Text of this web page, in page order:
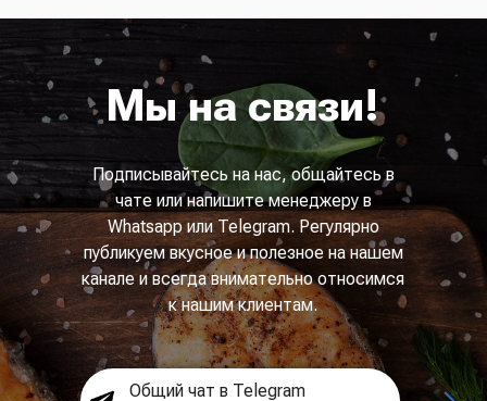
Мы на связи!
Подписывайтесь на нас, общайтесь в
чате или напишите менеджеру в
Whatsapp или Telegram. Регулярно
публикуем вкусное и полезное на нашем
канале и всегда внимательно относимся
к нашим клиентам.
Общий чат в Telegram